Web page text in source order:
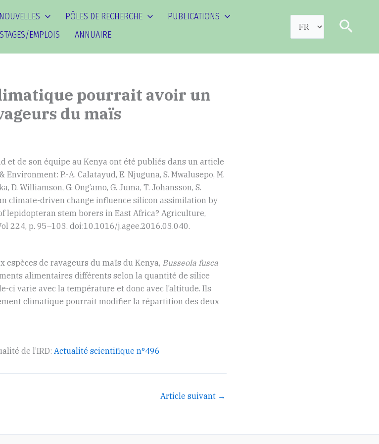
NOUVELLES PÔLES DE RECHERCHE
PUBLICATIONS
STAGES/EMPLOIS ANNUAIRE
pourrait avoir un
du maïs
et de son équipe au Kenya ont été publiés dans un article
P.-A. Calatayud, E. Njuguna, S. Mwalusepo, M.
D. Williamson, G. Ong’amo, G. Juma, T. Johansson, S.
climate-driven change influence silicon assimilation by
lepidopteran stem borers in East Africa? Agriculture,
224, p. 95–103. doi:10.1016/j.agee.2016.03.040.
espèces de ravageurs du maïs du Kenya, Busseola fusca
alimentaires différents selon la quantité de silice
ci varie avec la température et donc avec l’altitude. Ils
climatique pourrait modifier la répartition des deux
de l’IRD: Actualité scientifique n°496
Article suivant →